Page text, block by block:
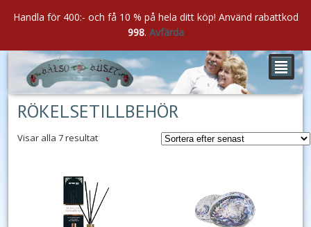
²
RÖKELSETILLBEHÖR
Visar alla 7 resultatSortera
Handla för 400:- och få 10 % på hela ditt köp! Använd rabattkod
998. Avfärda